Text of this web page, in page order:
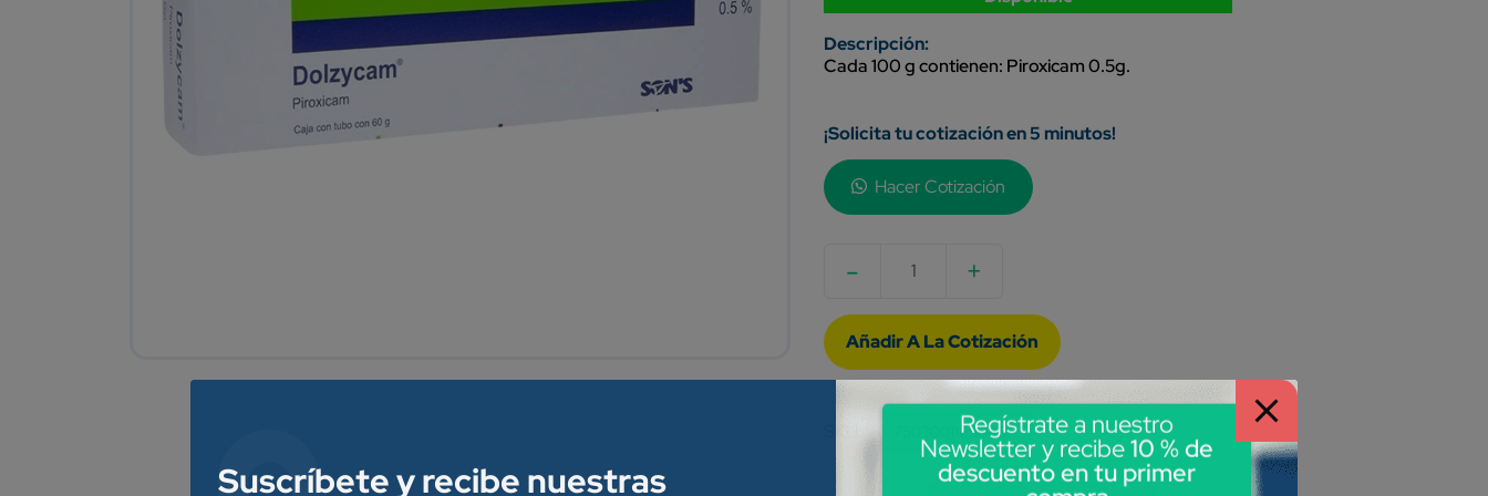
Cada 100 g contienen: Piroxicam 0.5g.
¡Solicita tu cotización en 5 minutos!
Hacer Cotización
- +
7502001165045
Suscríbete y recibe nuestras
Regístrate a nuestro
Newsletter y recibe10 % de
descuento en tu primer